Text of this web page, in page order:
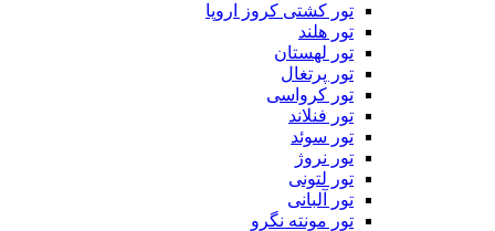
تور کشتی کروز اروپا
تور هلند
تور لهستان
تور پرتغال
تور کرواسی
تور فنلاند
تور سوئد
تور نروژ
تور لتونی
تور آلبانی
تور مونته نگرو